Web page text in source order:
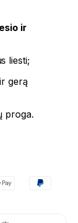
ir
liesti;
gerą
proga.